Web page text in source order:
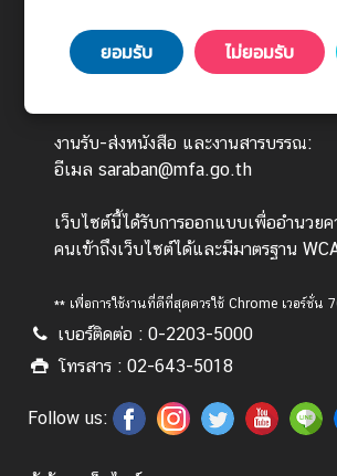
ป
ร
ะ
ท
ศ
บ
ริ
ก
ร
วันทำการ : จันทร์ - ศุกร์ เวลา 08.30 -
งานรับ-ส่งหนังสือ และงานสารบรรณ:
อีเมล saraban@mfa.go.th
เว็บไซต์นี้ได้รับการออกแบบเพื่ออำนวย
คนเข้าถึงเว็บไซต์ได้และมีมาตรฐาน
** เพื่อการใช้งานที่ดีที่สุดควรใช้ Chrome เวอร์ชั่น
เบอร์ติดต่อ : 0-2203-5000
โทรสาร : 02-643-5018
Follow us:
ยอมรับ ไม่ยอมรับ